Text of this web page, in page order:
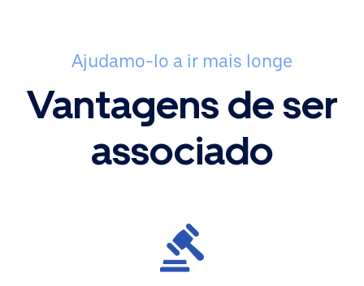
Ajudamo-lo a ir mais longe
Vantagens de ser
associado